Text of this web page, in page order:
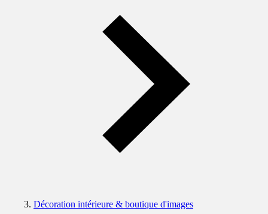
Décoration intérieure & boutique d'images